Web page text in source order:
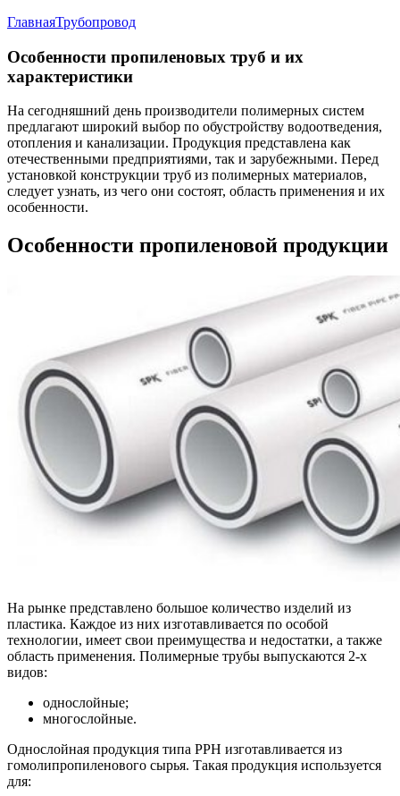
ГлавнаяТрубопровод
Особенности пропиленовых труб и их
характеристики
На сегодняшний день производители полимерных систем
предлагают широкий выбор по обустройству водоотведения,
отопления и канализации. Продукция представлена как
отечественными предприятиями, так и зарубежными. Перед
установкой конструкции труб из полимерных материалов,
следует узнать, из чего они состоят, область применения и их
особенности.
Особенности пропиленовой продукции
На рынке представлено большое количество изделий из
пластика. Каждое из них изготавливается по особой
технологии, имеет свои преимущества и недостатки, а также
область применения. Полимерные трубы выпускаются 2-х
видов:
однослойные;
многослойные.
Однослойная продукция типа РРН изготавливается из
гомолипропиленового сырья. Такая продукция используется
для: